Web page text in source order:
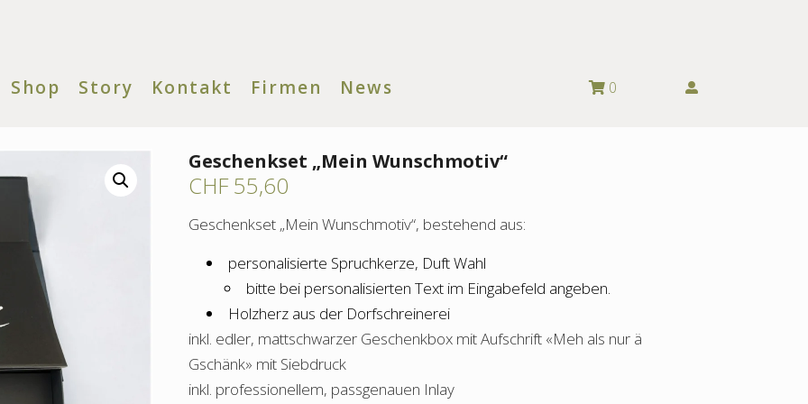
Shop Story Kontakt Firmen News 0
Geschenkset „Mein Wunschmotiv“
CHF55,60
Geschenkset „Mein Wunschmotiv“, bestehend aus:
personalisierte Spruchkerze, Duft Wahl
bitte bei personalisierten Text im Eingabefeld angeben.
Holzherz aus der Dorfschreinerei
inkl. edler, mattschwarzer Geschenkbox mit Aufschrift «Meh als nur ä
Gschänk» mit Siebdruck
inkl. professionellem, passgenauen Inlay